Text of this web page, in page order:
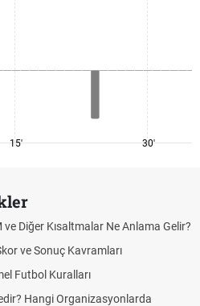
15' 30'
Diğer Kısaltmalar Ne Anlama Gelir?
ve Sonuç Kavramları
Futbol Kuralları
Hangi Organizasyonlarda